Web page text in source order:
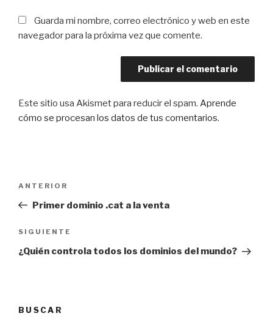
Guarda mi nombre, correo electrónico y web en este
navegador para la próxima vez que comente.
Este sitio usa Akismet para reducir el spam. Aprende
cómo se procesan los datos de tus comentarios.
entradas
Entrada
anterior:
ANTERIOR
Primer dominio .cat a la venta
Siguiente
entrada
SIGUIENTE
¿Quién controla todos los dominios del mundo?
BUSCAR